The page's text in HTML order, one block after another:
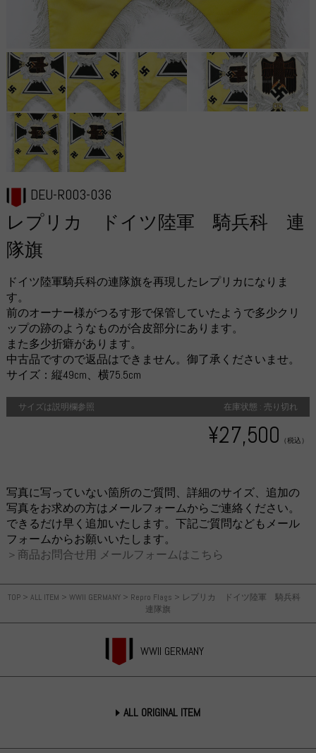
TOP> ALL ITEM > WWII GERMANY> Repro Flags > レプリカ ドイツ陸軍 騎兵科
連隊旗
WWII GERMANY
ALL ORIGINAL ITEM
DEU-R003-036
レプリカ ドイツ陸軍 騎兵科 連
隊旗
ドイツ陸軍騎兵科の連隊旗を再現したレプリカになりま
す。
前のオーナー様がつるす形で保管していたようで多少クリ
ップの跡のようなものが合皮部分にあります。
また多少折癖があります。
中古品ですので返品はできません。御了承くださいませ。
サイズ：縦49cm、横75.5cm
サイズは説明欄参照 在庫状態 : 売り切れ
¥27,500 （税込）
写真に写っていない箇所のご質問、詳細のサイズ、追加の
写真をお求めの方はメールフォームからご連絡ください。
できるだけ早く追加いたします。下記ご質問などもメール
フォームからお願いいたします。
＞商品お問合せ用 メールフォームはこちら